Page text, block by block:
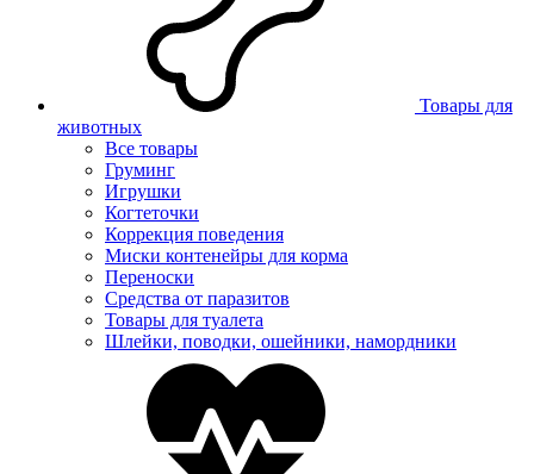
Товары для
животных
Все товары
Груминг
Игрушки
Когтеточки
Коррекция поведения
Миски контенейры для корма
Переноски
Средства от паразитов
Товары для туалета
Шлейки, поводки, ошейники, намордники